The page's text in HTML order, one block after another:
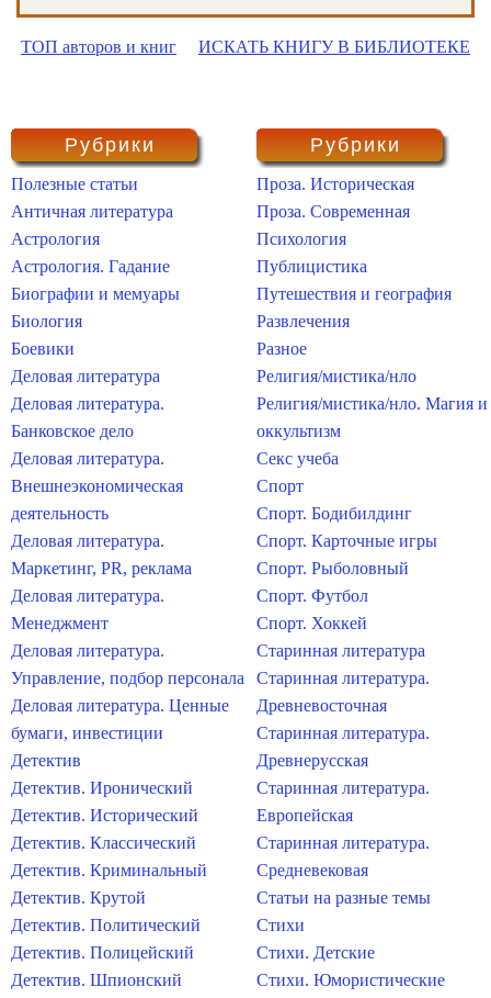
ТОП авторов и книг ИСКАТЬ КНИГУ В БИБЛИОТЕКЕ
Рубрики
Полезные статьи
Античная литература
Астрология
Астрология. Гадание
Биографии и мемуары
Биология
Боевики
Деловая литература
Деловая литература.
Банковское дело
Деловая литература.
Внешнеэкономическая
деятельность
Деловая литература.
Маркетинг, PR, реклама
Деловая литература.
Менеджмент
Деловая литература.
Управление, подбор персонала
Деловая литература. Ценные
бумаги, инвестиции
Детектив
Детектив. Иронический
Детектив. Исторический
Детектив. Классический
Детектив. Криминальный
Детектив. Крутой
Детектив. Политический
Детектив. Полицейский
Детектив. Шпионский
Рубрики
Проза. Историческая
Проза. Современная
Психология
Публицистика
Путешествия и география
Развлечения
Разное
Религия/мистика/нло
Религия/мистика/нло. Магия и
оккультизм
Секс учеба
Спорт
Спорт. Бодибилдинг
Спорт. Карточные игры
Спорт. Рыболовный
Спорт. Футбол
Спорт. Хоккей
Старинная литература
Старинная литература.
Древневосточная
Старинная литература.
Древнерусская
Старинная литература.
Европейская
Старинная литература.
Средневековая
Статьи на разные темы
Стихи
Стихи. Детские
Стихи. Юмористические